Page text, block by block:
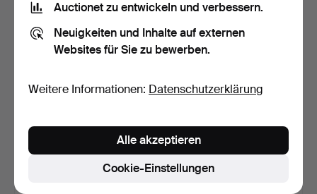
32 USD 53 USD
Auctionet zu entwickeln und verbessern.
Neuigkeiten und Inhalte auf externen
Websites für Sie zu bewerben.
Weitere Informationen: Datenschutzerklärung
Cookie-Einstellungen
Alle akzeptieren